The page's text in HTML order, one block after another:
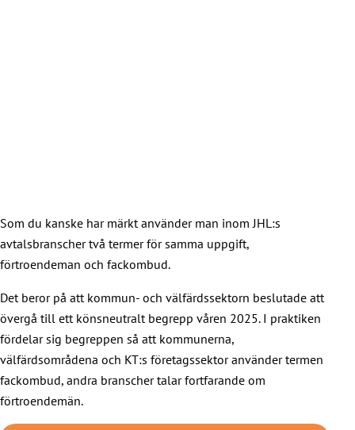
Som du kanske har märkt använder man inom JHL:s
avtalsbranscher två termer för samma uppgift,
förtroendeman och fackombud.
Det beror på att kommun- och välfärdssektorn beslutade att
övergå till ett könsneutralt begrepp våren 2025. I praktiken
fördelar sig begreppen så att kommunerna,
välfärdsområdena och KT:s företagssektor använder termen
fackombud, andra branscher talar fortfarande om
förtroendemän.